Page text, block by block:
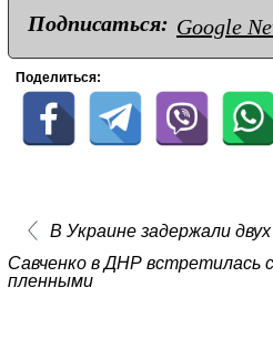
Подписаться: Google
Поделиться:
В Украине задержали
Савченко в ДНР встретилась
пленными